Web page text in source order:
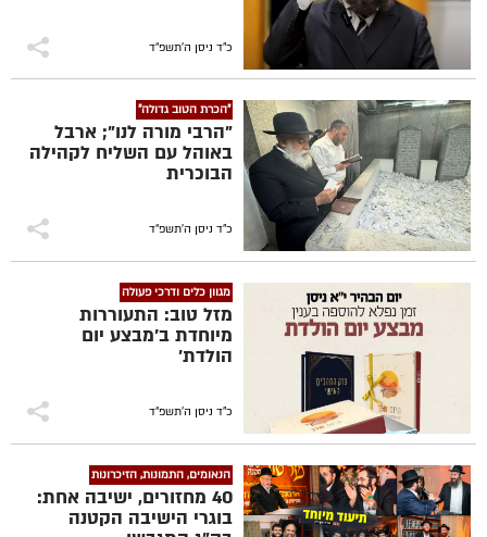
כ"ד ניסן ה׳תשפ״ד
"הכרת הטוב גדולה"
"הרבי מורה לנו"; ארבל
באוהל עם השליח לקהילה
הבוכרית
כ"ד ניסן ה׳תשפ״ד
מגוון כלים ודרכי פעולה
מזל טוב: התעוררות
מיוחדת ב'מבצע יום
הולדת'
כ"ד ניסן ה׳תשפ״ד
הנאומים, התמונות, הזיכרונות
40 מחזורים, ישיבה אחת:
בוגרי הישיבה הקטנה